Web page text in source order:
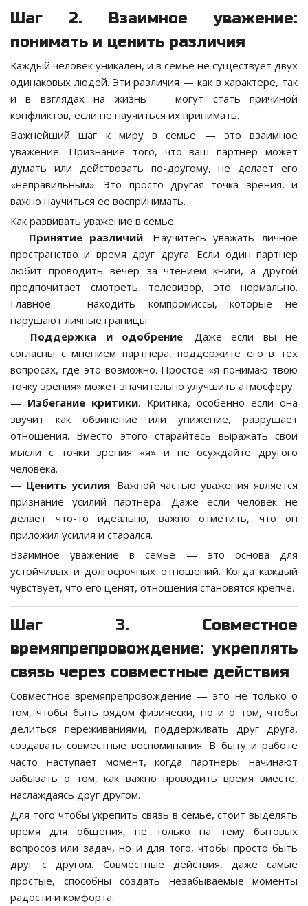
Шаг 2. Взаимное уважение:
понимать и ценить различия
Каждый человек уникален, и в семье не существует двух
одинаковых людей. Эти различия — как в характере, так
и в взглядах на жизнь — могут стать причиной
конфликтов, если не научиться их принимать.
Важнейший шаг к миру в семье — это взаимное
уважение. Признание того, что ваш партнер может
думать или действовать по-другому, не делает его
«неправильным». Это просто другая точка зрения, и
важно научиться ее воспринимать.
Как развивать уважение в семье:
— Принятие различий. Научитесь уважать личное
пространство и время друг друга. Если один партнер
любит проводить вечер за чтением книги, а другой
предпочитает смотреть телевизор, это нормально.
Главное — находить компромиссы, которые не
нарушают личные границы.
— Поддержка и одобрение. Даже если вы не
согласны с мнением партнера, поддержите его в тех
вопросах, где это возможно. Простое «я понимаю твою
точку зрения» может значительно улучшить атмосферу.
— Избегание критики. Критика, особенно если она
звучит как обвинение или унижение, разрушает
отношения. Вместо этого старайтесь выражать свои
мысли с точки зрения «я» и не осуждайте другого
человека.
— Ценить усилия. Важной частью уважения является
признание усилий партнера. Даже если человек не
делает что-то идеально, важно отметить, что он
приложил усилия и старался.
Взаимное уважение в семье — это основа для
устойчивых и долгосрочных отношений. Когда каждый
чувствует, что его ценят, отношения становятся крепче.
Шаг 3. Совместное
времяпрепровождение: укреплять
связь через совместные действия
Совместное времяпрепровождение — это не только о
том, чтобы быть рядом физически, но и о том, чтобы
делиться переживаниями, поддерживать друг друга,
создавать совместные воспоминания. В быту и работе
часто наступает момент, когда партнёры начинают
забывать о том, как важно проводить время вместе,
наслаждаясь друг другом.
Для того чтобы укрепить связь в семье, стоит выделять
время для общения, не только на тему бытовых
вопросов или задач, но и для того, чтобы просто быть
друг с другом. Совместные действия, даже самые
простые, способны создать незабываемые моменты
радости и комфорта.